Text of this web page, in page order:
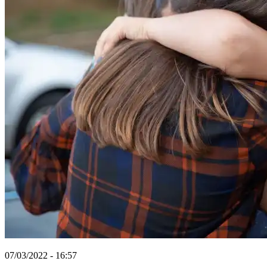
07/03/2022 - 16:57